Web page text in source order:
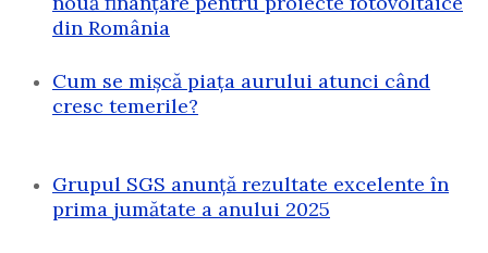
din România
Cum se mișcă piața aurului atunci când
cresc temerile?
Grupul SGS anunță rezultate excelente în
prima jumătate a anului 2025